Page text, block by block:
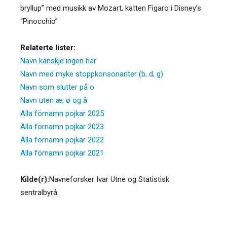
bryllup” med musikk av Mozart, katten Figaro i Disney’s
“Pinocchio”
Relaterte lister:
Navn kanskje ingen har
Navn med myke stoppkonsonanter (b, d, g)
Navn som slutter på o
Navn uten æ, ø og å
Alla förnamn pojkar 2025
Alla förnamn pojkar 2023
Alla förnamn pojkar 2022
Alla förnamn pojkar 2021
Kilde(r):Navneforsker Ivar Utne og Statistisk
sentralbyrå.